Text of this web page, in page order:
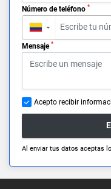
Número de teléfono *
▼
Mensaje *
Acepto recibir
Al enviar tus datos aceptas